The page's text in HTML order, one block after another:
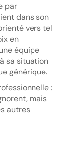
par
dans son
vers tel
en
équipe
sa situation
générique.
:
mais
autres